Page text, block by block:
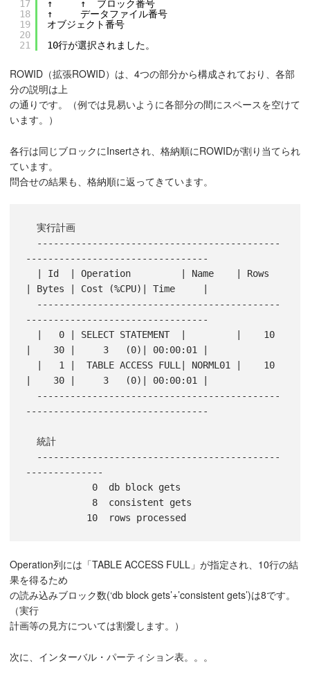
17
18
19
20
21
↑     ↑  ブロック番号
↑     データファイル番号
オブジェクト番号
10行が選択されました。
ROWID（拡張ROWID）は、4つの部分から構成されており、各部
分の説明は上
の通りです。（例では見易いように各部分の間にスペースを空けて
います。）
各行は同じブロックにInsertされ、格納順にROWIDが割り当てられ
ています。
問合せの結果も、格納順に返ってきています。
---------------------------------
| Bytes | Cost (%CPU)| Time     |
---------------------------------
|    30 |     3   (0)| 00:00:01 |
|    30 |     3   (0)| 00:00:01 |
---------------------------------
--------------
Operation列には「TABLE ACCESS FULL」が指定され、10行の結
果を得るため
の読み込みブロック数(‘db block gets’+’consistent gets’)は8です。
（実行
計画等の見方については割愛します。）
次に、インターバル・パーティション表。。。